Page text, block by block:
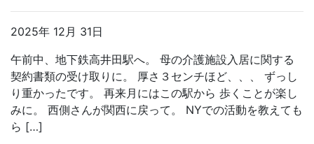
2025年 12月 31日
午前中、地下鉄高井田駅へ。 母の介護施設入居に関する
契約書類の受け取りに。 厚さ３センチほど、、、 ずっし
り重かったです。 再来月にはこの駅から 歩くことが楽し
みに。 西側さんが関西に戻って。 NYでの活動を教えても
ら […]